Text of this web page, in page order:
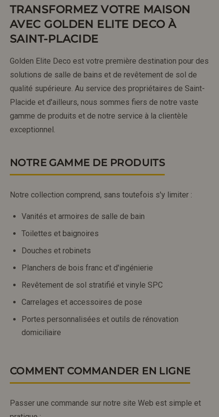
TRANSFORMEZ VOTRE MAISON
AVEC GOLDEN ELITE DECO À
SAINT-PLACIDE
Golden Elite Deco est votre première destination pour des
solutions de salle de bains et de revêtement de sol de
qualité supérieure. Au service des propriétaires de Saint-
Placide et d'ailleurs, nous sommes fiers de notre vaste
gamme de produits et de notre service à la clientèle
exceptionnel.
NOTRE GAMME DE PRODUITS
Notre collection comprend, sans toutefois s'y limiter :
Vanités et armoires de salle de bain
Toilettes et baignoires
Douches et robinets
Planchers de bois franc et d'ingénierie
Revêtement de sol stratifié et vinyle SPC
Carrelages et accessoires de pose
Portes personnalisées et outils de rénovation
domiciliaire
COMMENT COMMANDER EN LIGNE
Passer une commande sur notre site Web est simple et